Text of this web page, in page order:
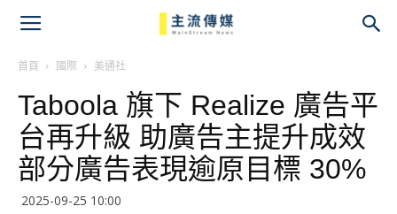
首頁 國際 美通社
Taboola 旗下 Realize 廣告平
台再升級 助廣告主提升成效
部分廣告表現逾原目標 30%
2025-09-25 10:00